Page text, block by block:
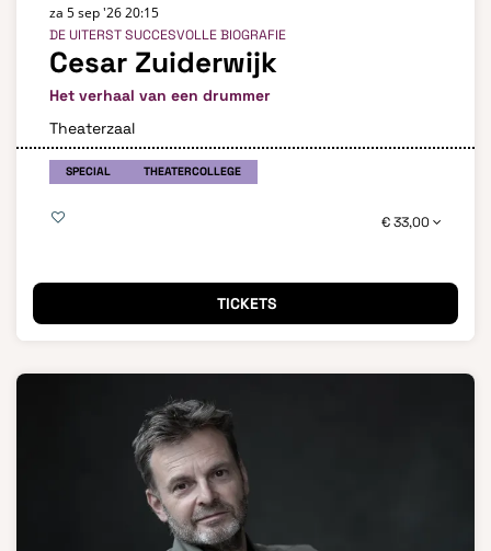
Cesar Zuiderwijk
Het verhaal van een drummer
DE UITERST SUCCESVOLLE BIOGRAFIE
za 5 sep '2620:15
Theaterzaal
SPECIAL THEATERCOLLEGE
€ 33,00
TICKETS